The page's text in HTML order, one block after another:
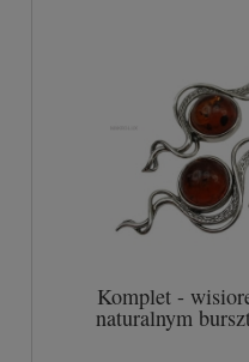
Komplet -
naturalnym